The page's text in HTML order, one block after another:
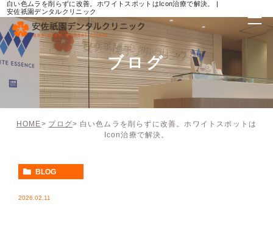
白い色ムラを削らずに改善。ホワイトスポットはIcon治療で解決。 |
安佐祇園デンタルクリニック
ブログ
HOME ブログ
白い色ムラを削らずに改善。ホワイトスポットは
Icon治療で解決。
BLOG
2026.02.11